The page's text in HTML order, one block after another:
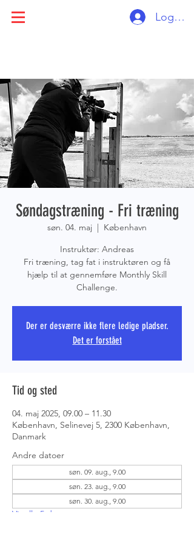
PRS
Log ind
Søndagstræning - Fri træning
søn. 04. maj
  |
København
Instruktør: Andreas
Fri træning, tag fat i instruktøren og få
hjælp til at gennemføre Monthly Skill
Challenge.
Der er desværre ikke flere ledige pladser.
Det er forstået
Tid og sted
04. maj 2025, 09.00 – 11.30
København, Selinevej 5, 2300 København,
Danmark
Andre datoer
søn. 09. aug., 9.00
søn. 23. aug., 9.00
søn. 30. aug., 9.00
Vis alle 5 datoer